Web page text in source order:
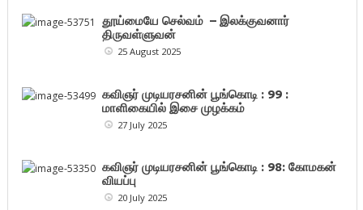
தூய்மையே செல்வம் – இலக்குவனார்
திருவள்ளுவன்
25 August 2025
கவிஞர் முடியரசனின் பூங்கொடி : 99 :
மாளிகையில் இசை முழக்கம்
27 July 2025
கவிஞர் முடியரசனின் பூங்கொடி : 98: கோமகன்
வியப்பு
20 July 2025